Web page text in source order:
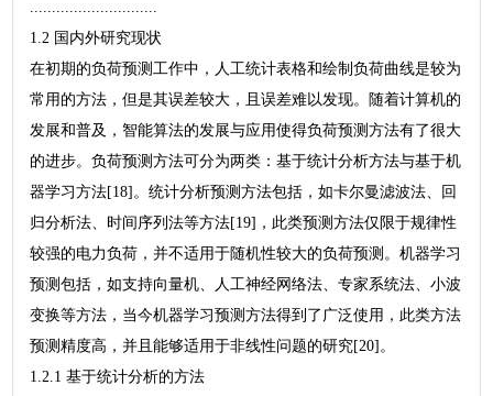
1.2 国内外研究现状
在初期的负荷预测工作中，人工统计表格和绘制负荷曲线是较为
常用的方法，但是其误差较大，且误差难以发现。随着计算机的
发展和普及，智能算法的发展与应用使得负荷预测方法有了很大
的进步。负荷预测方法可分为两类：基于统计分析方法与基于机
器学习方法[18]。统计分析预测方法包括，如卡尔曼滤波法、回
归分析法、时间序列法等方法[19]，此类预测方法仅限于规律性
较强的电力负荷，并不适用于随机性较大的负荷预测。机器学习
预测包括，如支持向量机、人工神经网络法、专家系统法、小波
变换等方法，当今机器学习预测方法得到了广泛使用，此类方法
预测精度高，并且能够适用于非线性问题的研究[20]。
1.2.1 基于统计分析的方法